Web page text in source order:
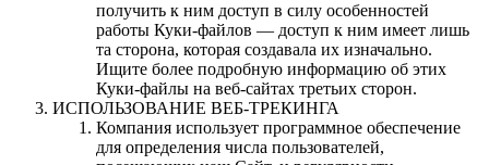
получить к ним доступ в силу особенностей
работы Куки-файлов — доступ к ним имеет лишь
та сторона, которая создавала их изначально.
Ищите более подробную информацию об этих
Куки-файлы на веб-сайтах третьих сторон.
ИСПОЛЬЗОВАНИЕ ВЕБ-ТРЕКИНГА
Компания использует программное обеспечение
для определения числа пользователей,